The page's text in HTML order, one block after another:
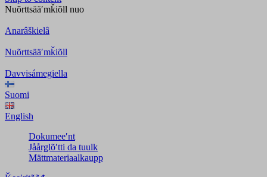
Nuõrttsääʹmǩiõll nuo
Anarâškielâ
Nuõrttsääʹmǩiõll
Davvisámegiella
Suomi
English
Dokumeeʹnt
Jåårǥlõʹtti da tuulk
Mättmateriaalkaupp